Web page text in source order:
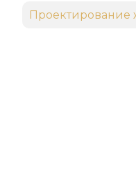
Проектирование